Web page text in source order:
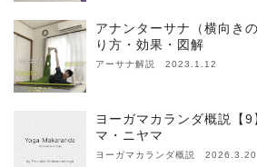
アナンターサナ（横向き
り方・効果・図解
アーサナ解説 2023.1.12
ヨーガマカランダ概説【
マ・ニヤマ
ヨーガマカランダ概説 2026.3.20